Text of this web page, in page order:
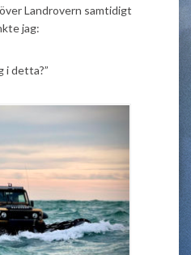
Landrovern samtidigt
jag:
i detta?”